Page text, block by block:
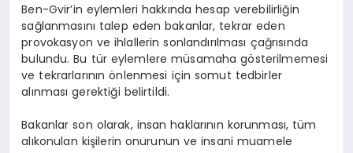
Ben-Gvir’in eylemleri hakkında hesap verebilirliğin
sağlanmasını talep eden bakanlar, tekrar eden
provokasyon ve ihlallerin sonlandırılması çağrısında
bulundu. Bu tür eylemlere müsamaha gösterilmemesi
ve tekrarlarının önlenmesi için somut tedbirler
alınması gerektiği belirtildi.
Bakanlar son olarak, insan haklarının korunması, tüm
alıkonulan kişilerin onurunun ve insani muamele